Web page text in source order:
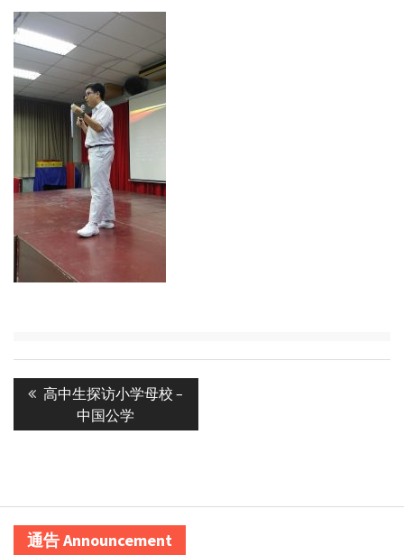
navigation
Previous
高中生探访小学母校 –
中国公学
通告 Announcement